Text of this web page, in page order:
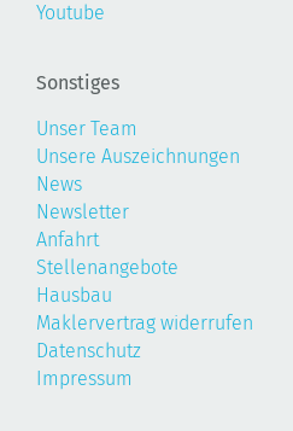
Youtube
Sonstiges
Unser Team
Unsere Auszeichnungen
News
Newsletter
Anfahrt
Stellenangebote
Hausbau
Maklervertrag widerrufen
Datenschutz
Impressum